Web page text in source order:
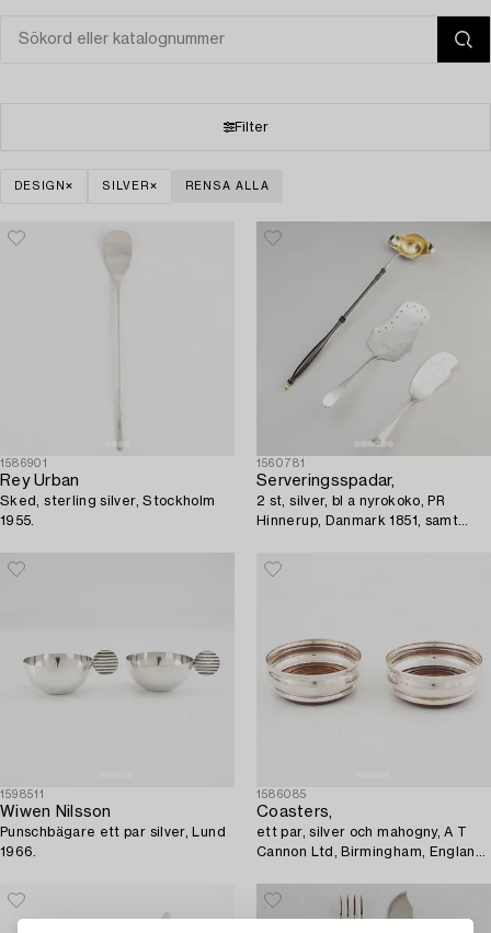
Filter
DESIGN SILVER RENSA ALLA
1586901
Rey Urban
Sked, sterling silver, Stockholm
1955.
1560781
Serveringsspadar,
2 st, silver, bl a nyrokoko, PR
Hinnerup, Danmark 1851, samt
1598511
Wiwen Nilsson
Punschbägare ett par silver, Lund
1966.
1586085
Coasters,
ett par, silver och mahogny, A T
Cannon Ltd, Birmingham, England